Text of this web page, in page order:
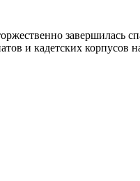
завершилась
и кадетских корпусов